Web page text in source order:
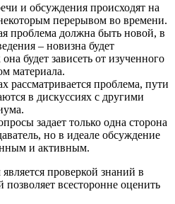
и обсуждения происходят на
перерывом во времени.
проблема должна быть новой, в
– новизна будет
будет зависеть от изученного
материала.
рассматривается проблема, пути
в дискуссиях с другими
задает только одна сторона
но в идеале обсуждение
и активным.
проверкой знаний в
всесторонне оценить